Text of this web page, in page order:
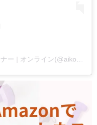
榎本愛子(横浜)|くびれダンストレーナー | オンライン(@aiko_body)がシェアした投稿